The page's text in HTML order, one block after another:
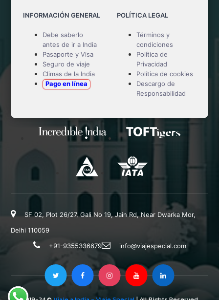
INFORMACIÓN GENERAL
Debe saberlo
antes de ir a India
Pasaporte y Visa
Seguro de viaje
Climas de la India
Pago en línea
POLÍTICA LEGAL
Términos y
condiciones
Política de
Privacidad
Política de cookies
Descargo de
Responsabilidad
SF 02, Plot 26/27, Gali No 19, Jain Rd, Near Dwarka Mor,
Delhi 110059
+91-9355336679
info@viajespecial.com